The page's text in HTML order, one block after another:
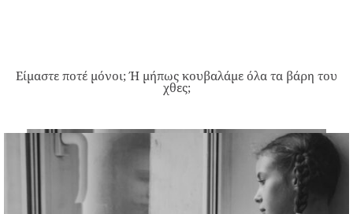
Είμαστε ποτέ μόνοι; Ή μήπως κουβαλάμε όλα τα βάρη του
χθες;